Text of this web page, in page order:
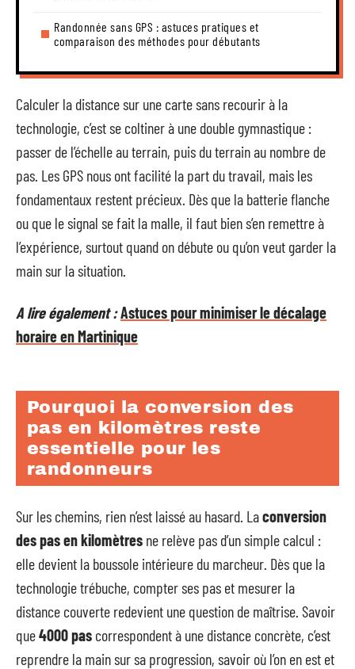
Randonnée sans GPS : astuces pratiques et
comparaison des méthodes pour débutants
Calculer la distance sur une carte sans recourir à la
technologie, c’est se coltiner à une double gymnastique :
passer de l’échelle au terrain, puis du terrain au nombre de
pas. Les GPS nous ont facilité la part du travail, mais les
fondamentaux restent précieux. Dès que la batterie flanche
ou que le signal se fait la malle, il faut bien s’en remettre à
l’expérience, surtout quand on débute ou qu’on veut garder la
main sur la situation.
A lire également :Astuces pour minimiser le décalage
horaire en Martinique
Pourquoi la conversion des
pas en kilomètres reste
essentielle pour les
randonneurs
Sur les chemins, rien n’est laissé au hasard. Laconversion
des pas en kilomètres ne relève pas d’un simple calcul :
elle devient la boussole intérieure du marcheur. Dès que la
technologie trébuche, compter ses pas et mesurer la
distance couverte redevient une question de maîtrise. Savoir
que4000 pas correspondent à une distance concrète, c’est
reprendre la main sur sa progression, savoir où l’on en est et